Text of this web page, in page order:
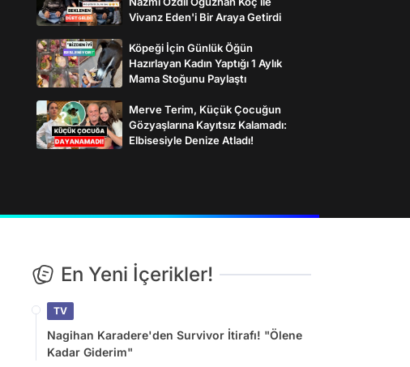
Vivanz Eden'i Bir Araya Getirdi
Köpeği İçin Günlük Öğün
Hazırlayan Kadın Yaptığı 1 Aylık
Mama Stoğunu Paylaştı
Merve Terim, Küçük Çocuğun
Gözyaşlarına Kayıtsız Kalamadı:
Elbisesiyle Denize Atladı!
En Yeni İçerikler!
TV
Nagihan Karadere'den Survivor İtirafı! "Ölene
Kadar Giderim"